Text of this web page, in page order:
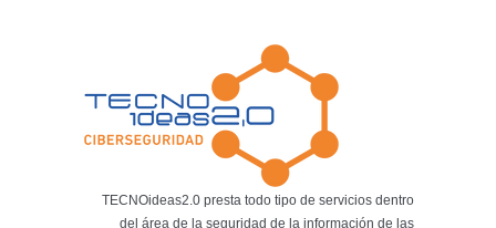
TECNOideas2.0 presta todo tipo de servicios dentro
del área de la seguridad de la información de las
BLOG TECNOIDEAS
Noticias tecnológicas.